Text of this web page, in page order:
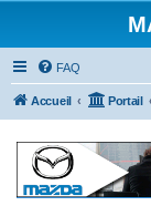
FAQ
Accueil Portail